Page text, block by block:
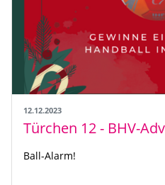
12.12.2023
Türchen 12 - BHV-
Ball-Alarm!